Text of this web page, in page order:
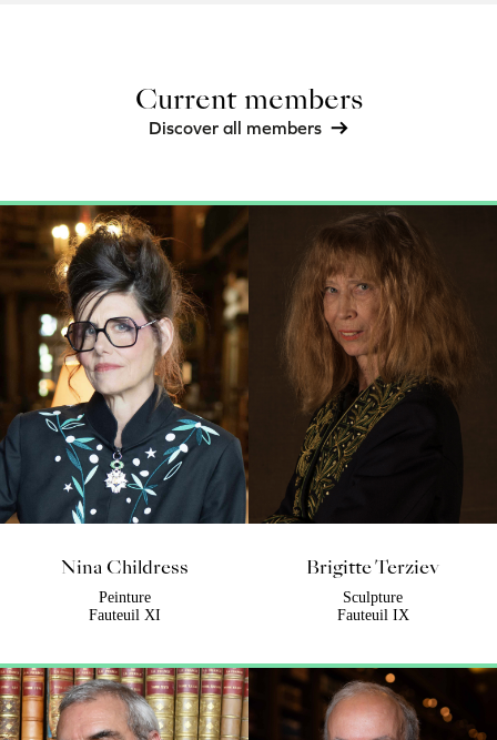
Current members
Discover all members
Nina Childress
Peinture
Fauteuil XI
Brigitte Terziev
Sculpture
Fauteuil IX